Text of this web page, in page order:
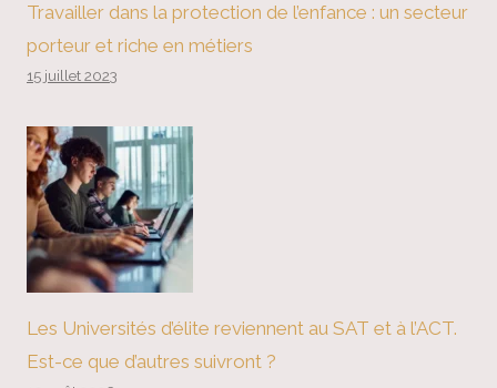
Travailler dans la protection de l’enfance : un secteur
porteur et riche en métiers
15 juillet 2023
Les Universités d’élite reviennent au SAT et à l’ACT.
Est-ce que d’autres suivront ?